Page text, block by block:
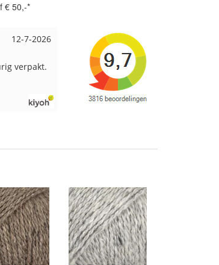
€ 50,-*
12-7-2026
verpakt.
Nell uit Beuningen
Goed verpakt en snelgeleverd